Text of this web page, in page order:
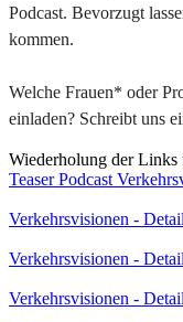
Podcast. Bevorzugt
kommen.
Welche Frauen* oder
einladen? Schreibt uns
Wiederholung der Links
Teaser Podcast
Verkehrsvisionen -
Verkehrsvisionen -
Verkehrsvisionen -